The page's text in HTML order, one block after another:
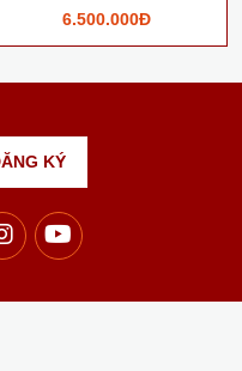
6.500.000Đ